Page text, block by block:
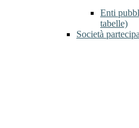
Enti
tabelle)
Società